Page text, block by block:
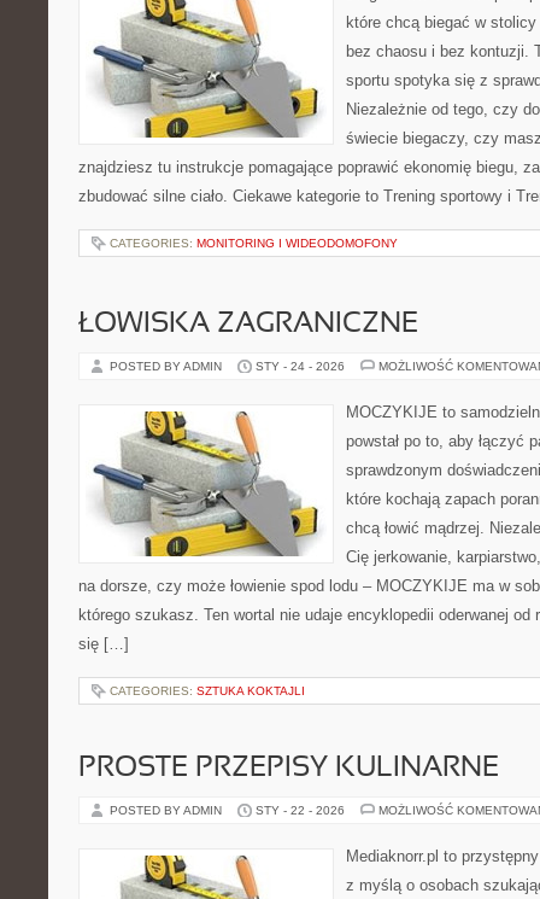
które chcą biegać w
bez chaosu i bez kontuzji.
sportu spotyka się z
Niezależnie od tego, czy
świecie biegaczy, czy
znajdziesz tu instrukcje pomagające poprawić ekonomię biegu,
zbudować silne ciało. Ciekawe kategorie to Trening sportowy i
CATEGORIES: MONITORING I WIDEODOMOFONY
ŁOWISKA ZAGRANICZNE
POSTED BY ADMIN STY - 24 - 2026 MOŻLIWOŚĆ
MOCZYKIJE to
powstał po to, aby łączyć
sprawdzonym
które kochają zapach
chcą łowić mądrzej.
Cię jerkowanie,
na dorsze, czy może łowienie spod lodu – MOCZYKIJE ma w
którego szukasz. Ten wortal nie udaje encyklopedii oderwanej
się […]
CATEGORIES: SZTUKA KOKTAJLI
PROSTE PRZEPISY KULINARNE
POSTED BY ADMIN STY - 22 - 2026 MOŻLIWOŚĆ
Mediaknorr.pl to
z myślą o osobach